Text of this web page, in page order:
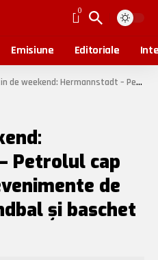
0
Emisiune Editoriale
Hermannstadt – Petrolul cap de afiș. Alte 8 evenimente de taekwondo, handbal și baschet în program
Petrolul cap
de
și baschet